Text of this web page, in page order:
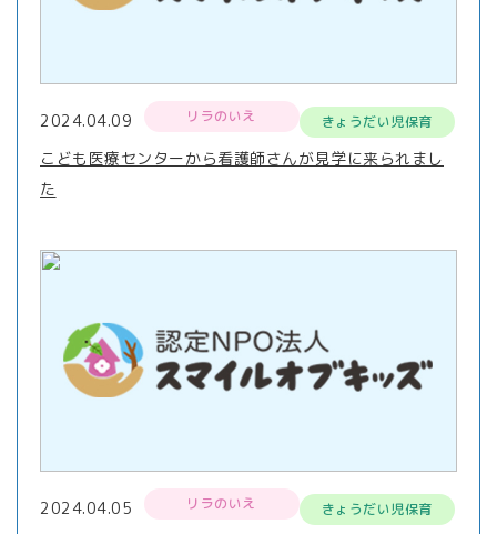
2024.04.09 リラのいえ きょうだい児保育
こども医療センターから看護師さんが見学に来られまし
た
2024.04.05 リラのいえ きょうだい児保育